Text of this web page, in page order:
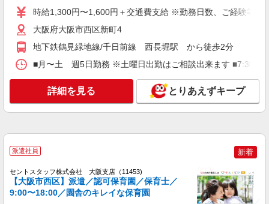
保育教諭/阿波座駅 9時〜17時 土日祝休み
担当制保育 残業なし
【時給】1,420円〜 ・交通費全額支給 （車通
勤の場合も駐車場代・ガソリン代は弊社負担） ・
各種保険完備 ・昇給あり
大阪府大阪市西区にある認定こども園
キープ 詳細を見る
ベルサンテスタッフ株式会社 大阪本社
保育士/駅チカ 9時〜18時まで・残業なし 土
【時給】1,550円〜＋交通費別途全額支給 ・交
通費全額支給 （車通勤の場合も駐車場代・ガソリ
ン代は弊社負担） ・各種保険完備 ・昇給あり
大阪府大阪市西区にある私立認可保育園
時給1,300円〜1,600円＋交通費支給 ※勤務日数、ご経験等に
大阪府大阪市西区新町4
地下鉄鶴見緑地線/千日前線 西長堀駅 から徒歩2分
■月〜土 週5日勤務 ※土曜日出勤はご相談出来ます ■7:30
詳細を見る とりあえずキープ
派遣社員 新着
セントスタッフ株式会社 大阪支店（11453)
【大阪市西区】派遣／認可保育園／保育士／
9:00〜18:00／園舎のキレイな保育園